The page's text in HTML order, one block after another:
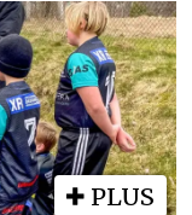
PLUS